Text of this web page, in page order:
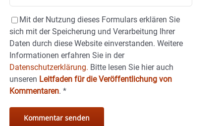
Mit der Nutzung dieses Formulars erklären Sie
sich mit der Speicherung und Verarbeitung Ihrer
Daten durch diese Website einverstanden. Weitere
Informationen erfahren Sie in der
Datenschutzerklärung. Bitte lesen Sie hier auch
unseren Leitfaden für die Veröffentlichung von
Kommentaren. *